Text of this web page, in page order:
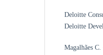
Deloitte
Deloitte
Magalhães